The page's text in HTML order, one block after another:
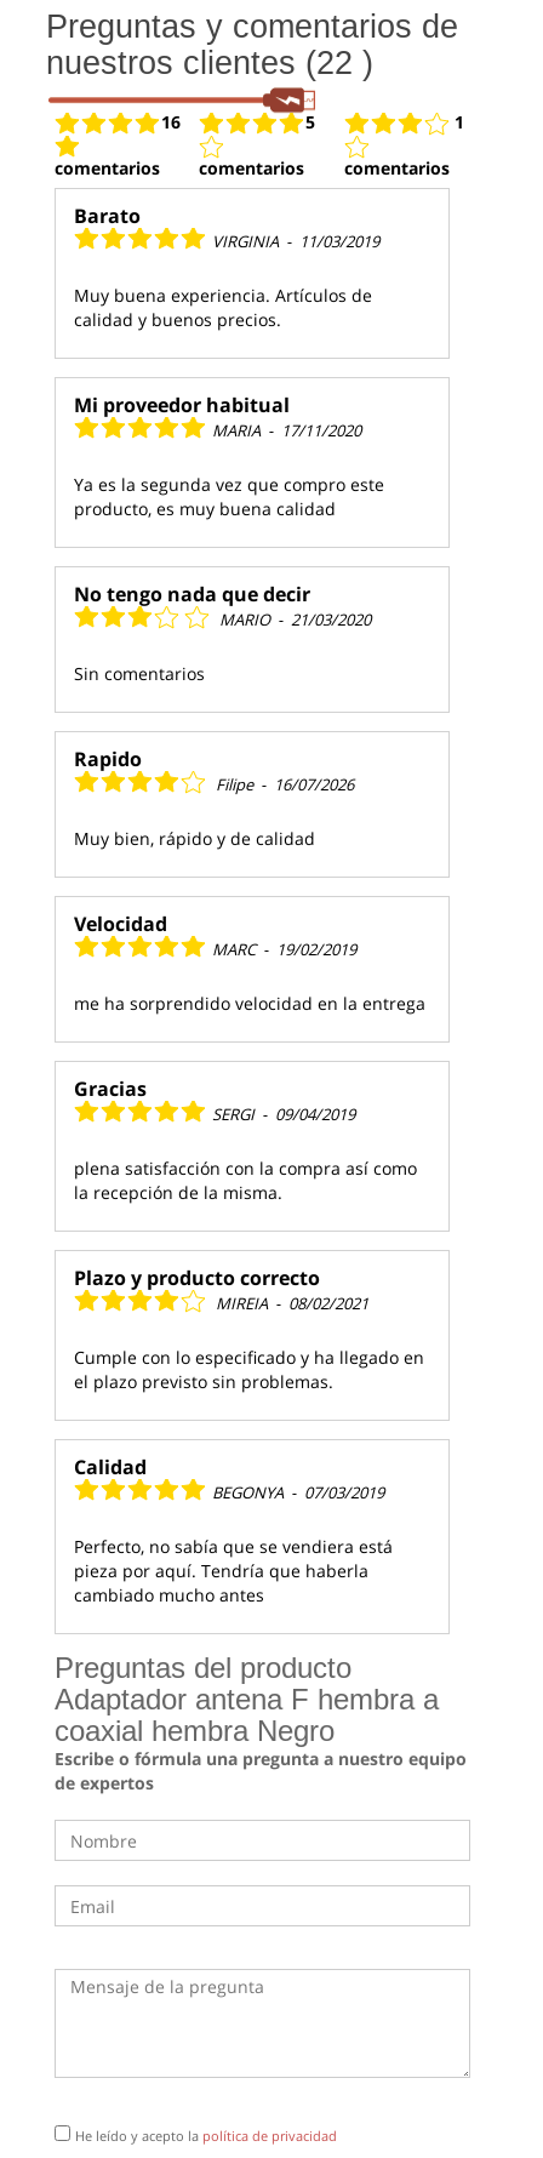
Preguntas y comentarios de
nuestros clientes (22 )
16
comentarios
5
comentarios
1
comentarios
Barato
VIRGINIA - 11/03/2019
Muy buena experiencia. Artículos de
calidad y buenos precios.
Mi proveedor habitual
MARIA - 17/11/2020
Ya es la segunda vez que compro este
producto, es muy buena calidad
No tengo nada que decir
MARIO - 21/03/2020
Sin comentarios
Rapido
Filipe - 16/07/2026
Muy bien, rápido y de calidad
Velocidad
MARC - 19/02/2019
me ha sorprendido velocidad en la entrega
Gracias
SERGI - 09/04/2019
plena satisfacción con la compra así como
la recepción de la misma.
Plazo y producto correcto
MIREIA - 08/02/2021
Cumple con lo especificado y ha llegado en
el plazo previsto sin problemas.
Calidad
BEGONYA - 07/03/2019
Perfecto, no sabía que se vendiera está
pieza por aquí. Tendría que haberla
cambiado mucho antes
Preguntas del producto
Adaptador antena F hembra a
coaxial hembra Negro
Escribe o fórmula una pregunta a nuestro equipo
de expertos
He leído y acepto la política de privacidad